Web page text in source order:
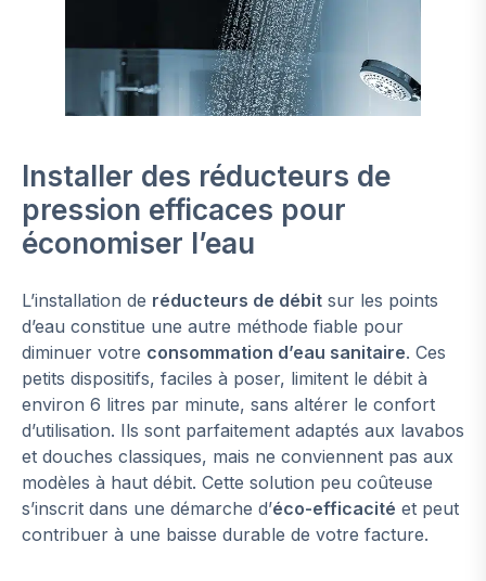
Installer des réducteurs de
pression efficaces pour
économiser l’eau
L’installation de réducteurs de débit sur les points
d’eau constitue une autre méthode fiable pour
diminuer votre consommation d’eau sanitaire. Ces
petits dispositifs, faciles à poser, limitent le débit à
environ 6 litres par minute, sans altérer le confort
d’utilisation. Ils sont parfaitement adaptés aux lavabos
et douches classiques, mais ne conviennent pas aux
modèles à haut débit. Cette solution peu coûteuse
s’inscrit dans une démarche d’éco-efficacité et peut
contribuer à une baisse durable de votre facture.